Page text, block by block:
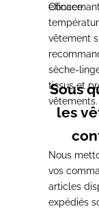
efficace.
vêtement
sèche-
tissus et
vêtements.
Sous
les
Nous
vos
articles
expédiés